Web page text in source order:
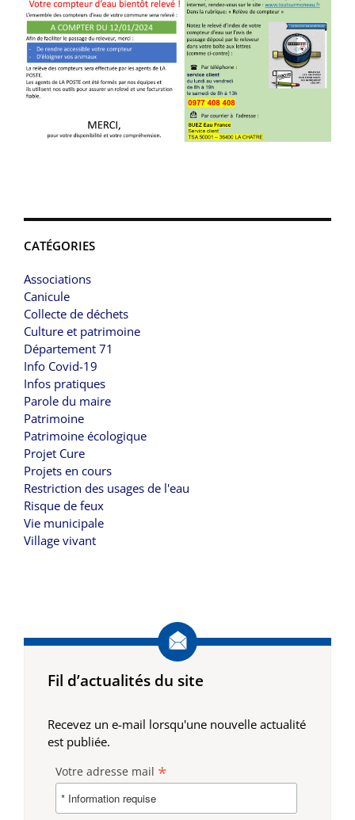
CATÉGORIES
Associations
Canicule
Collecte de déchets
Culture et patrimoine
Département 71
Info Covid-19
Infos pratiques
Parole du maire
Patrimoine
Patrimoine écologique
Projet Cure
Projets en cours
Restriction des usages de l'eau
Risque de feux
Vie municipale
Village vivant
Fil d’actualités du site
Recevez un e-mail lorsqu'une nouvelle actualité
est publiée.
Votre adresse mail *